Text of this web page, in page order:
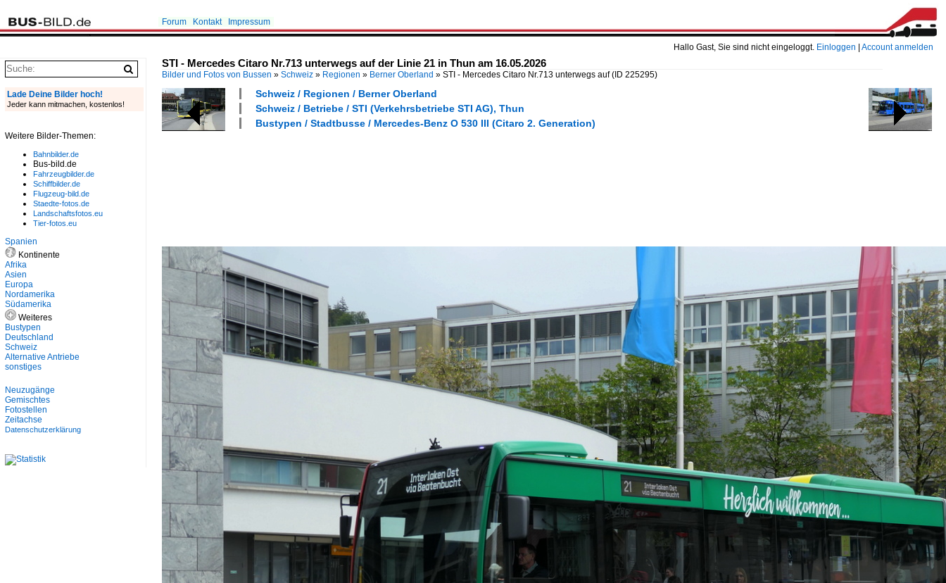
Hallo Gast, Sie sind nicht eingeloggt. Einloggen Account anmelden
Forum Kontakt Impressum
STI - Mercedes Citaro Nr.713 unterwegs auf der Linie 21 in Thun am 16.05.2026
Bilder und Fotos von Bussen » Schweiz » Regionen » Berner Oberland » STI - Mercedes Citaro Nr.713 unterwegs auf(ID 225295)
Schweiz / Regionen / Berner Oberland
Schweiz / Betriebe / STI (Verkehrsbetriebe STI AG), Thun
Bustypen / Stadtbusse / Mercedes-Benz O 530 III (Citaro 2. Generation)
Lade Deine Bilder hoch!
Jeder kann mitmachen, kostenlos!
Weitere Bilder-Themen:
Bahnbilder.de
Bus-bild.de
Fahrzeugbilder.de
Schiffbilder.de
Flugzeug-bild.de
Staedte-fotos.de
Landschaftsfotos.eu
Tier-fotos.eu
Spanien
Kontinente
Afrika
Asien
Europa
Nordamerika
Südamerika
Weiteres
Bustypen
Deutschland
Schweiz
Alternative Antriebe
sonstiges
Neuzugänge
Gemischtes
Fotostellen
Zeitachse
Datenschutzerklärung